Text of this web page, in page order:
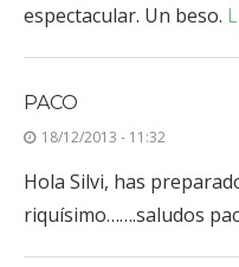
espectacular. Un beso.
PACO
18/12/2013 - 11:32
Hola Silvi, has
riquísimo…….saludos